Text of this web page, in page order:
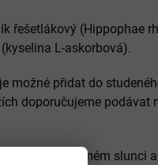
řešetlákový (Hippophae
L-askorbová).
možné přidat do
doporučujeme podávat
na přímém slunci